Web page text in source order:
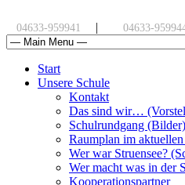
04633-959941 | 04633-
Start
Unsere Schule
Kontakt
Das sind wir…
Schulrundgang (Bilder)
Raumplan im
Wer war Struensee?
Wer macht was in der
Kooperationspartner